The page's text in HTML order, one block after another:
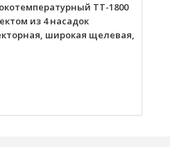
ТТ-1800
из 4 насадок
широкая щелевая,